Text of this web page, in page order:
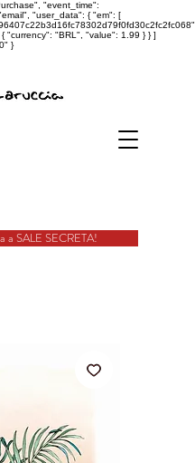
"event_time":
"user_data": { "em": [
"currency": "BRL", "value": 1.99 } } ]
}
a SALE SECRETA!